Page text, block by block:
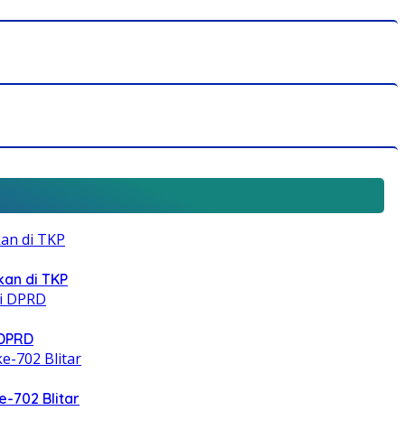
di TKP
702 Blitar